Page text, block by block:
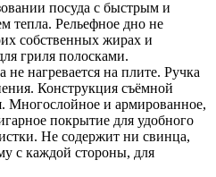
посуда с быстрым и
тепла. Рельефное дно не
собственных жирах и
гриля полосками.
нагревается на плите. Ручка
Конструкция съёмной
Многослойное и армированное,
покрытие для удобного
Не содержит ни свинца,
с каждой стороны, для